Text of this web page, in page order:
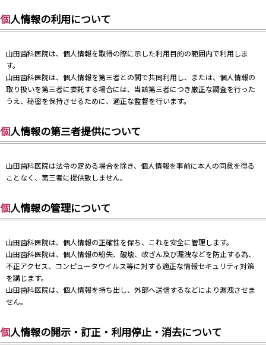
個人情報の利用について
山田歯科医院は、個人情報を取得の際に示した利用目的の範囲内で利用しま
す。
山田歯科医院は、個人情報を第三者との間で共同利用し、または、個人情報の
取り扱いを第三者に委託する場合には、当該第三者につき厳正な調査を行った
うえ、秘密を保持させるために、適正な監督を行います。
個人情報の第三者提供について
山田歯科医院は法令の定める場合を除き、個人情報を事前に本人の同意を得る
ことなく、第三者に提供致しません。
個人情報の管理について
山田歯科医院は、個人情報の正確性を保ち、これを安全に管理します。
山田歯科医院は、個人情報の紛失、破壊、改ざん及び漏洩などを防止する為、
不正アクセス、コンピュータウイルス等に対する適正な情報セキュリティ対策
を講じます。
山田歯科医院は、個人情報を持ち出し、外部へ送信するなどにより漏洩させま
せん。
個人情報の開示・訂正・利用停止・消去について